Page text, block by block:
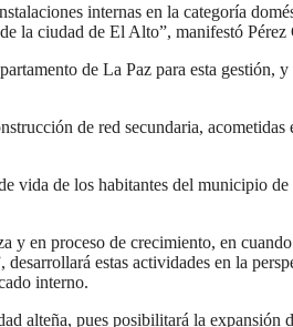
internas en la categoría
la ciudad de El Alto”, manifestó Pérez
de La Paz para esta gestión,
de red secundaria, acometidas
vida de los habitantes del municipio
y en proceso de crecimiento, en
estas actividades en la
interno.
alteña, pues posibilitará la expansión